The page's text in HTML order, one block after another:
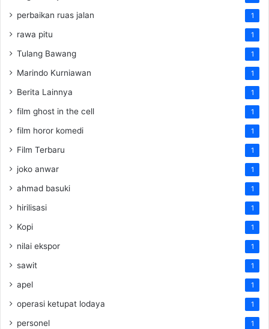
perbaikan ruas jalan 1
rawa pitu 1
Tulang Bawang 1
Marindo Kurniawan 1
Berita Lainnya 1
film ghost in the cell 1
film horor komedi 1
Film Terbaru 1
joko anwar 1
ahmad basuki 1
hirilisasi 1
Kopi 1
nilai ekspor 1
sawit 1
apel 1
operasi ketupat lodaya 1
personel 1